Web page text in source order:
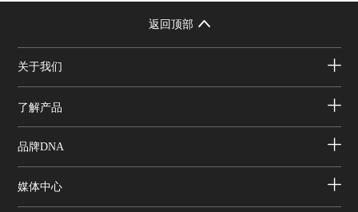
返回顶部
关于我们
了解产品
品牌DNA
媒体中心